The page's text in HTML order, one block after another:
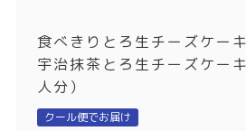
〜¥1,999
¥4,000〜¥5,999
食べきりとろ生チーズケー
宇治抹茶とろ生チーズケー
人分）
クール便でお届け